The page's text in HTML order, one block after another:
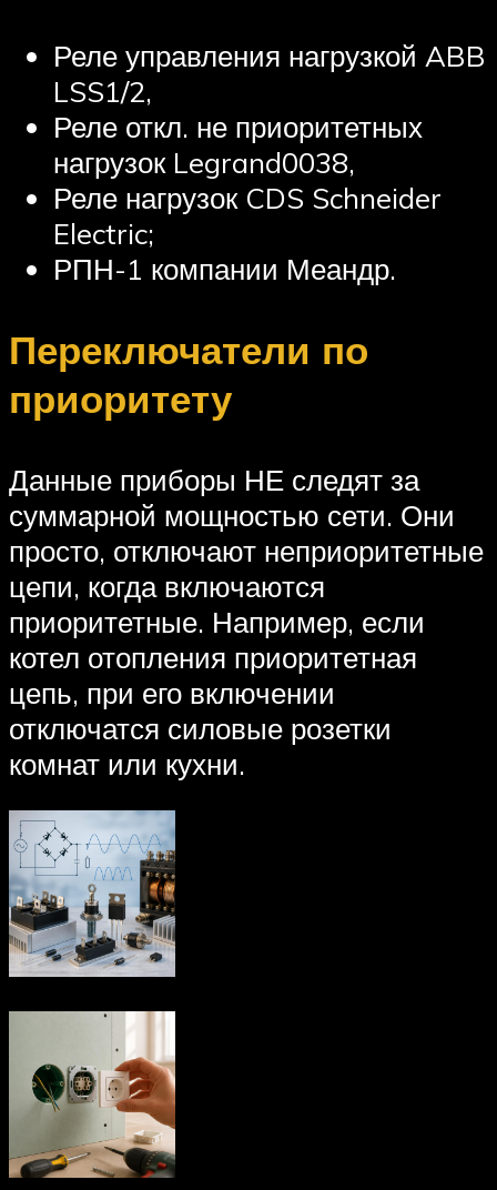
Реле управления нагрузкой ABB
LSS1/2,
Реле откл. не приоритетных
нагрузок Legrand0038,
Реле нагрузок CDS Schneider
Electric;
РПН-1 компании Меандр.
Переключатели по
приоритету
Данные приборы НЕ следят за
суммарной мощностью сети. Они
просто, отключают неприоритетные
цепи, когда включаются
приоритетные. Например, если
котел отопления приоритетная
цепь, при его включении
отключатся силовые розетки
комнат или кухни.